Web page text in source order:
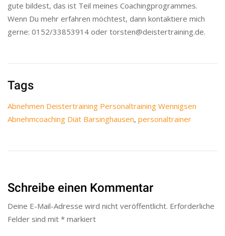
gute bildest, das ist Teil meines Coachingprogrammes.
Wenn Du mehr erfahren möchtest, dann kontaktiere mich
gerne: 0152/33853914 oder torsten@deistertraining.de.
Tags
Abnehmen Deistertraining Personaltraining Wennigsen
Abnehmcoaching Diät Barsinghausen, personaltrainer
Schreibe einen Kommentar
Deine E-Mail-Adresse wird nicht veröffentlicht. Erforderliche
Felder sind mit * markiert